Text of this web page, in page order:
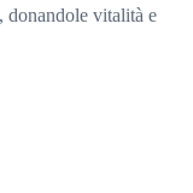
donandole vitalità e